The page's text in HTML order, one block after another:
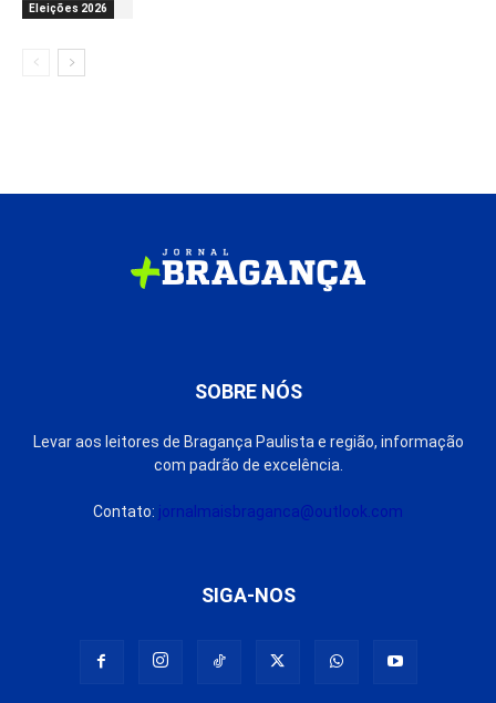
Eleições 2026
SOBRE NÓS
Levar aos leitores de Bragança Paulista e região, informação
com padrão de excelência.
Contato: jornalmaisbraganca@outlook.com
SIGA-NOS